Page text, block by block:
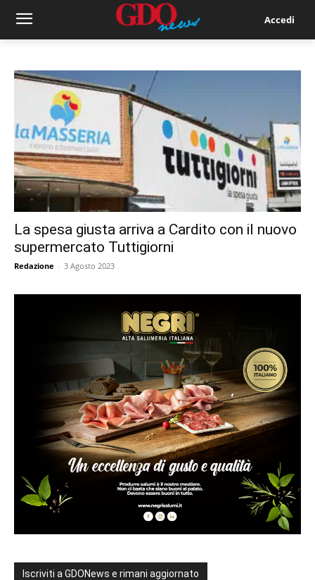
Accedi
La spesa giusta arriva a Cardito con il nuovo
supermercato Tuttigiorni
Redazione - 3 Agosto 2023
Iscriviti a GDONews e rimani aggiornato